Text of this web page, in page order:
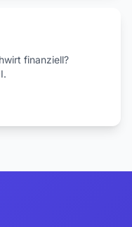
finanziell?